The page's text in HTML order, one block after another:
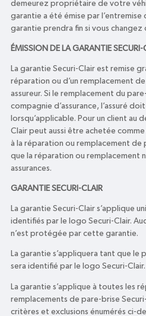
demeurez propriétaire de votre
garantie a été émise par l’entremise
garantie prendra fin si vous changez
ÉMISSION DE LA GARANTIE SECURI-
La garantie Securi-Clair est remise
réparation ou d’un remplacement
assureur. Si le remplacement du
compagnie d’assurance, l’assuré
lorsqu’applicable. Pour un client au
Clair peut aussi être achetée
à la réparation ou remplacement de
que la réparation ou remplacement
assurances.
GARANTIE SECURI-CLAIR
La garantie Securi-Clair s’applique
identifiés par le logo Securi-Clair.
n’est protégée par cette garantie.
La garantie s’appliquera tant que le
sera identifié par le logo Securi-Clair.
La garantie s’applique à toutes les
remplacements de pare-brise
critères et exclusions énumérés ci-